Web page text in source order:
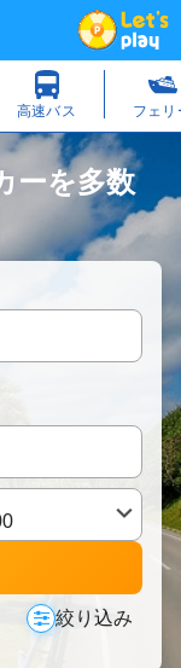
ーを多数
絞り込み